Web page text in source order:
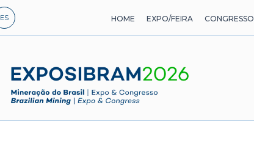
ES HOME EXPO/FEIRA CONGRESSO